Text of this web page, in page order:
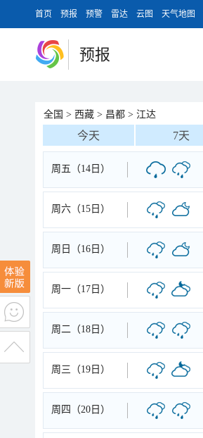
首页 预报 预警 雷达 云图 天气地图
预报
全国 > 西藏 > 昌都 > 江达
今天 7天
周五（14日）
周六（15日）
周日（16日）
周一（17日）
周二（18日）
周三（19日）
周四（20日）